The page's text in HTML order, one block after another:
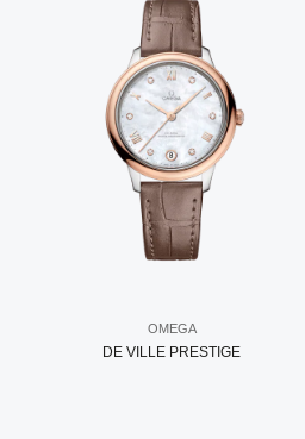
OMEGA
DE VILLE PRESTIGE